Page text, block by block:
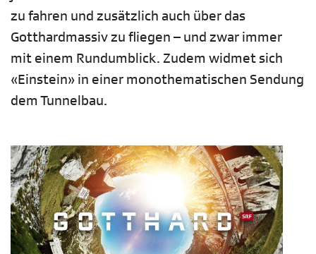
zu fahren und zusätzlich auch über das
Gotthardmassiv zu fliegen – und zwar immer
mit einem Rundumblick. Zudem widmet sich
«Einstein» in einer monothematischen Sendung
dem Tunnelbau.